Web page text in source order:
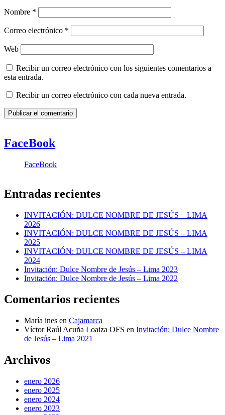
Nombre *
Correo electrónico *
Web
Recibir un correo electrónico con los siguientes comentarios a
esta entrada.
Recibir un correo electrónico con cada nueva entrada.
FaceBook
FaceBook
Entradas recientes
INVITACIÓN: DULCE NOMBRE DE JESÚS – LIMA
2026
INVITACIÓN: DULCE NOMBRE DE JESÚS – LIMA
2025
INVITACIÓN: DULCE NOMBRE DE JESÚS – LIMA
2024
Invitación: Dulce Nombre de Jesús – Lima 2023
Invitación: Dulce Nombre de Jesús – Lima 2022
Comentarios recientes
María ines en Cajamarca
Víctor Raúl Acuña Loaiza OFS en Invitación: Dulce Nombre
de Jesús – Lima 2021
Archivos
enero 2026
enero 2025
enero 2024
enero 2023